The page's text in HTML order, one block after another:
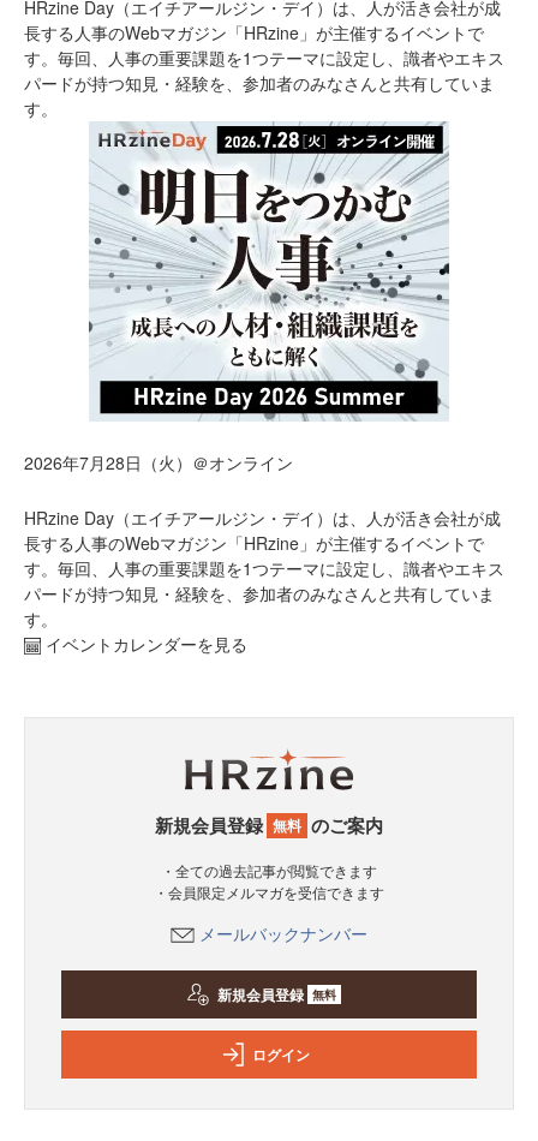
HRzine Day（エイチアールジン・デイ）は、人が活き会社が成
長する人事のWebマガジン「HRzine」が主催するイベントで
す。毎回、人事の重要課題を1つテーマに設定し、識者やエキス
パードが持つ知見・経験を、参加者のみなさんと共有していま
す。
2026年7月28日（火）＠オンライン
HRzine Day（エイチアールジン・デイ）は、人が活き会社が成
長する人事のWebマガジン「HRzine」が主催するイベントで
す。毎回、人事の重要課題を1つテーマに設定し、識者やエキス
パードが持つ知見・経験を、参加者のみなさんと共有していま
す。
イベントカレンダーを見る
新規会員登録 無料 のご案内
・全ての過去記事が閲覧できます
・会員限定メルマガを受信できます
メールバックナンバー
新規会員登録 無料
ログイン